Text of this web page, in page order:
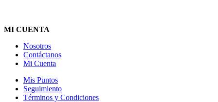
MI CUENTA
Nosotros
Contáctanos
Mi Cuenta
Mis Puntos
Seguimiento
Términos y Condiciones